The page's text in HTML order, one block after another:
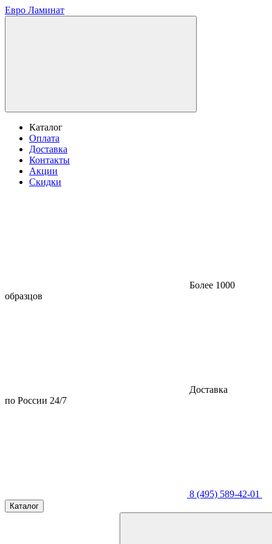
Евро Ламинат
Каталог
Оплата
Доставка
Контакты
Акции
Скидки
Более 1000
образцов
Доставка
по России 24/7
8 (495) 589-42-01
Каталог